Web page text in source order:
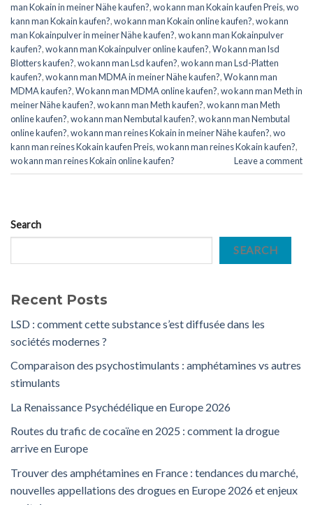
man Kokain in meiner Nähe kaufen?,wo kann man Kokain kaufen Preis,wo
kann man Kokain kaufen?,wo kann man Kokain online kaufen?,wo kann
man Kokainpulver in meiner Nähe kaufen?,wo kann man Kokainpulver
kaufen?,wo kann man Kokainpulver online kaufen?,Wo kann man lsd
Blotters kaufen?,wo kann man Lsd kaufen?,wo kann man Lsd-Platten
kaufen?,wo kann man MDMA in meiner Nähe kaufen?,Wo kann man
MDMA kaufen?,Wo kann man MDMA online kaufen?,wo kann man Meth in
meiner Nähe kaufen?,wo kann man Meth kaufen?,wo kann man Meth
online kaufen?,wo kann man Nembutal kaufen?,wo kann man Nembutal
online kaufen?,wo kann man reines Kokain in meiner Nähe kaufen?,wo
kann man reines Kokain kaufen Preis,wo kann man reines Kokain kaufen?,
wo kann man reines Kokain online kaufen?
Leave a comment
Search
SEARCH
Recent Posts
LSD : comment cette substance s’est diffusée dans les
sociétés modernes ?
Comparaison des psychostimulants : amphétamines vs autres
stimulants
La Renaissance Psychédélique en Europe 2026
Routes du trafic de cocaïne en 2025 : comment la drogue
arrive en Europe
Trouver des amphétamines en France : tendances du marché,
nouvelles appellations des drogues en Europe 2026 et enjeux